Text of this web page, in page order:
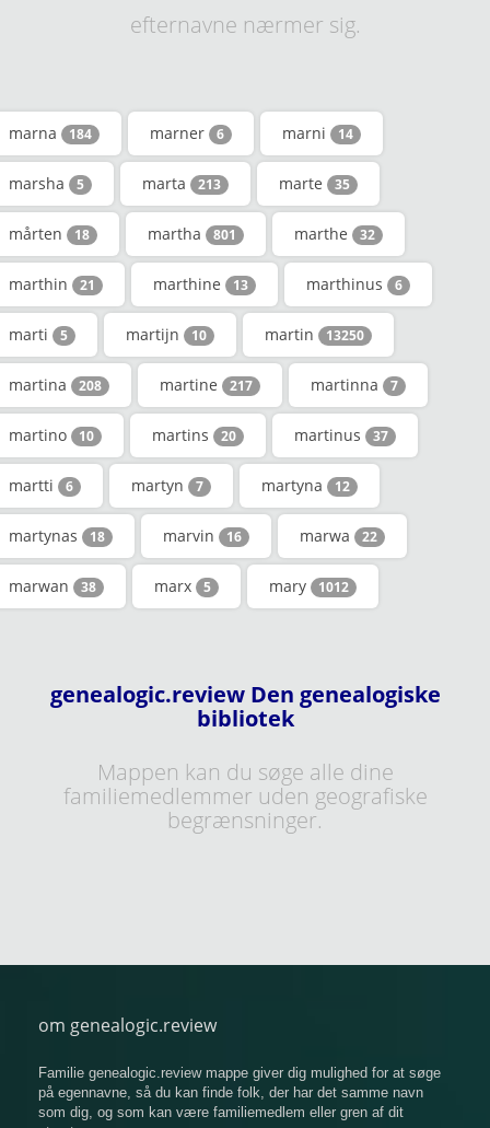
efternavne nærmer sig.
marna 184 marner 6 marni 14
marsha 5 marta 213 marte 35
mårten 18 martha 801 marthe 32
marthin 21 marthine 13 marthinus 6
marti 5 martijn 10 martin 13250
martina 208 martine 217 martinna 7
martino 10 martins 20 martinus 37
martti 6 martyn 7 martyna 12
martynas 18 marvin 16 marwa 22
marwan 38 marx 5 mary 1012
genealogic.review Den genealogiske
bibliotek
Mappen kan du søge alle dine
familiemedlemmer uden geografiske
begrænsninger.
om genealogic.review
Familie genealogic.review mappe giver dig mulighed for at søge
på egennavne, så du kan finde folk, der har det samme navn
som dig, og som kan være familiemedlem eller gren af ​​dit